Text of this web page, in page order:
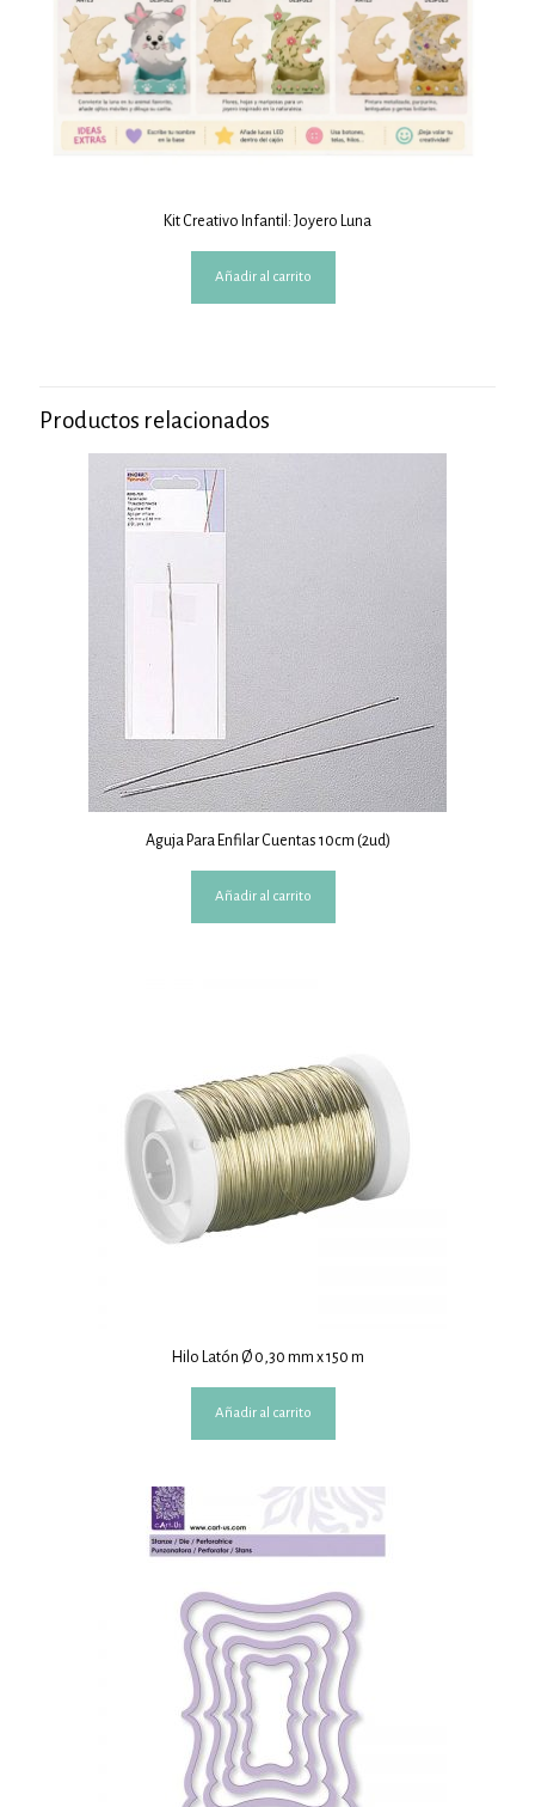
Kit Creativo Infantil: Joyero Luna
Añadir al carrito
Productos relacionados
Aguja Para Enfilar Cuentas 10cm (2ud)
Añadir al carrito
Hilo Latón Ø 0,30 mm x 150 m
Añadir al carrito